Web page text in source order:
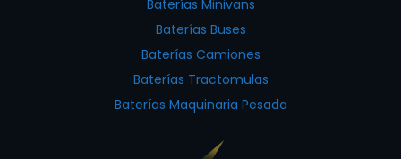
Baterías Minivans
Baterías Buses
Baterías Camiones
Baterías Tractomulas
Baterías Maquinaria Pesada